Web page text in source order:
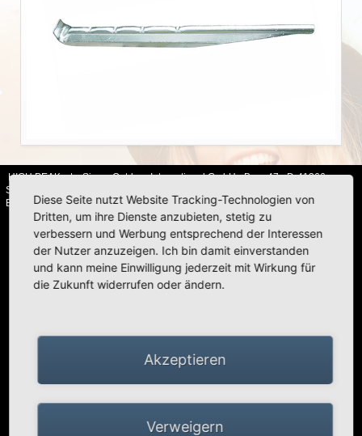
HIGH PEAK | Simex Outdoor International GmbH · Berg 47 · D-41366
Schwalmtal · Tel.: +49 (0)2163 951 60 60 |
Barrierefreiheitserklärung
Diese Seite nutzt Website Tracking-Technologien von
Dritten, um ihre Dienste anzubieten, stetig zu
verbessern und Werbung entsprechend der Interessen
der Nutzer anzuzeigen. Ich bin damit einverstanden
und kann meine Einwilligung jederzeit mit Wirkung für
die Zukunft widerrufen oder ändern.
Akzeptieren
Verweigern